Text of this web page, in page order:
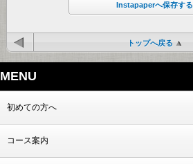
Instapaperへ保存する
トップへ戻る
MENU
初めての方へ
コース案内